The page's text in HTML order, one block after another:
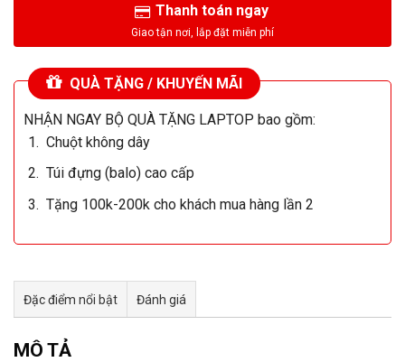
Thanh toán ngay
QUÀ TẶNG / KHUYẾN MÃI
NHẬN NGAY BỘ QUÀ TẶNG LAPTOP bao gồm:
Chuột không dây
Túi đựng (balo) cao cấp
Tặng 100k-200k cho khách mua hàng lần 2
Đặc điểm nổi bật Đánh giá
Tư vấn & bán hàng qua Facebook
MÔ TẢ